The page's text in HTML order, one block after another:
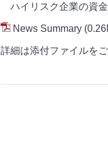
ハイリスク企業の資
News Summary
詳細は添付ファイルを